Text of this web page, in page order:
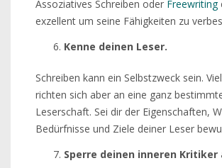
Assoziatives Schreiben oder Freewriting
exzellent um seine Fähigkeiten zu
Kenne deinen Leser.
Schreiben kann ein Selbstzweck sein.
richten sich aber an eine ganz
Leserschaft. Sei dir der Eigenschaften,
Bedürfnisse und Ziele deiner Leser
Sperre deinen inneren Kritiker